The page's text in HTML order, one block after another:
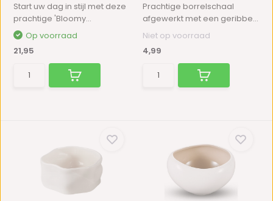
Start uw dag in stijl met deze
prachtige 'Bloomy...
Op voorraad
21,95
Prachtige borrelschaal
afgewerkt met een geribbe...
Niet op voorraad
4,99